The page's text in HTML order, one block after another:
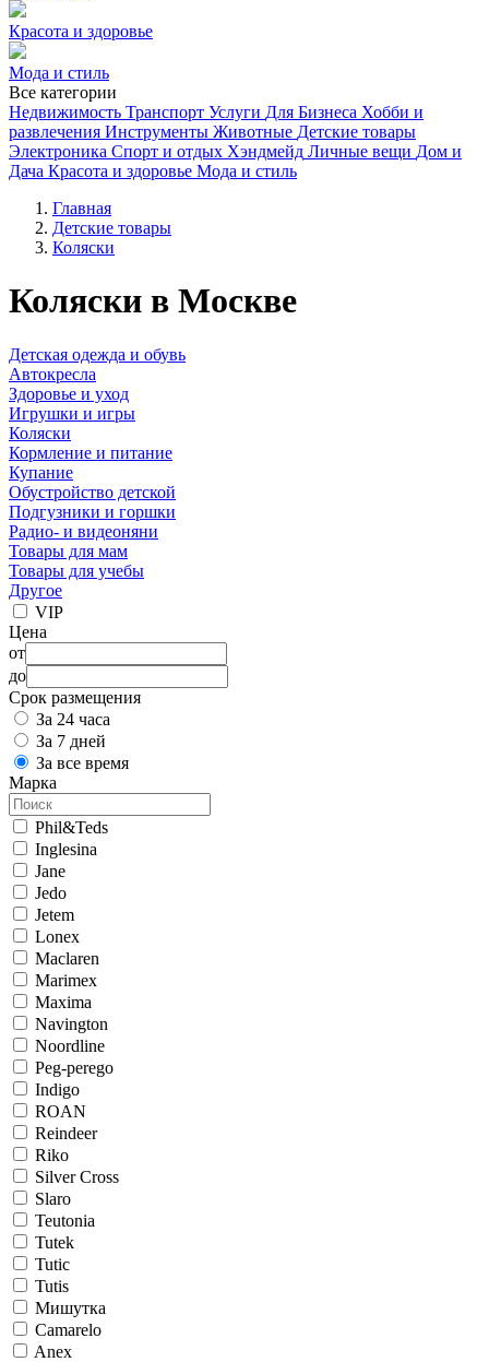
Красота и здоровье
Мода и стиль
Все категории
Недвижимость Транспорт Услуги Для Бизнеса Хобби и
развлечения Инструменты Животные Детские товары
Электроника Спорт и отдых Хэндмейд Личные вещи Дом и
Дача Красота и здоровье Мода и стиль
Главная
Детские товары
Коляски
Коляски в Москве
Детская одежда и обувь
Автокресла
Здоровье и уход
Игрушки и игры
Коляски
Кормление и питание
Купание
Обустройство детской
Подгузники и горшки
Радио- и видеоняни
Товары для мам
Товары для учебы
Другое
VIP
Цена
от
до
Срок размещения
За 24 часа
За 7 дней
За все время
Марка
Phil&Teds
Inglesina
Jane
Jedo
Jetem
Lonex
Maclaren
Marimex
Maxima
Navington
Noordline
Peg-perego
Indigo
ROAN
Reindeer
Riko
Silver Cross
Slaro
Teutonia
Tutek
Tutic
Tutis
Мишутка
Camarelo
Anex